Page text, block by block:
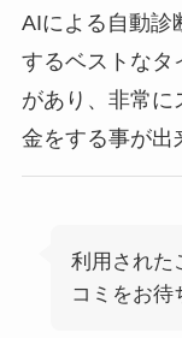
AIによる自動診
するベストなタ
があり、非常に
金をする事が出
利用された
コミをお待